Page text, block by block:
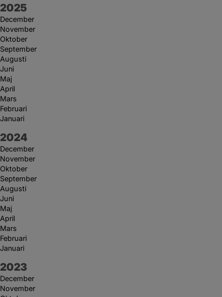
År:
2025
December
November
Oktober
September
Augusti
Juni
Maj
April
Mars
Februari
Januari
År:
2024
December
November
Oktober
September
Augusti
Juni
Maj
April
Mars
Februari
Januari
År:
2023
December
November